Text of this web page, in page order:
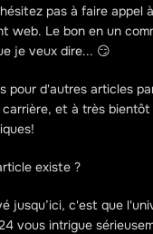
pas à faire appel
web. Le bon en un
je veux dire... 😏
pour d'autres articles
carrière, et à très
existe ?
jusqu’ici, c'est que
vous intrigue